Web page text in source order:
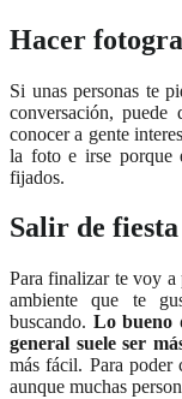
Hacer
Si unas personas te
conversación, puede
conocer a gente
la foto e irse porque
fijados.
Salir de fiesta
Para finalizar te voy
ambiente que te
buscando. Lo bueno
general suele ser
más fácil. Para poder
aunque muchas